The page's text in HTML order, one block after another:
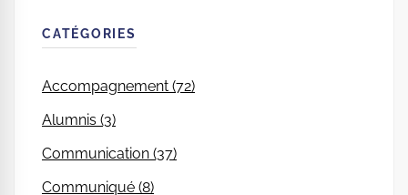
CATÉGORIES
Accompagnement (72)
Alumnis (3)
Communication (37)
Communiqué (8)